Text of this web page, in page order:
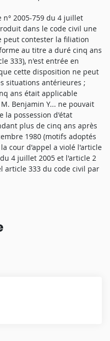
n° 2005-759 du 4 juillet
dans le code civil une
peut contester la filiation
au titre a duré cinq ans
333), n'est entrée en
cette disposition ne peut
situations antérieures ;
ans était applicable
Benjamin Y... ne pouvait
la possession d'état
plus de cinq ans après
1980 (motifs adoptés
cour d'appel a violé l'article
4 juillet 2005 et l'article 2
article 333 du code civil par